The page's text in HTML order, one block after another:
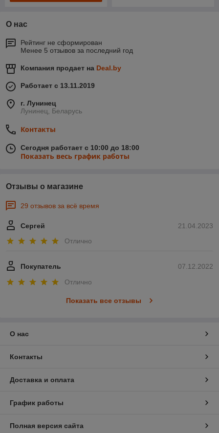
О нас
Рейтинг не сформирован
Менее 5 отзывов за последний год
Компания продает на Deal.by
Работает с 13.11.2019
г. Лунинец
Лунинец, Беларусь
Контакты
Сегодня работает с 10:00 до 18:00
Показать весь график работы
Отзывы о магазине
29 отзывов за всё время
21.04.2023
Сергей
Отлично
07.12.2022
Покупатель
Отлично
Показать все отзывы
О нас
Контакты
Доставка и оплата
График работы
Полная версия сайта